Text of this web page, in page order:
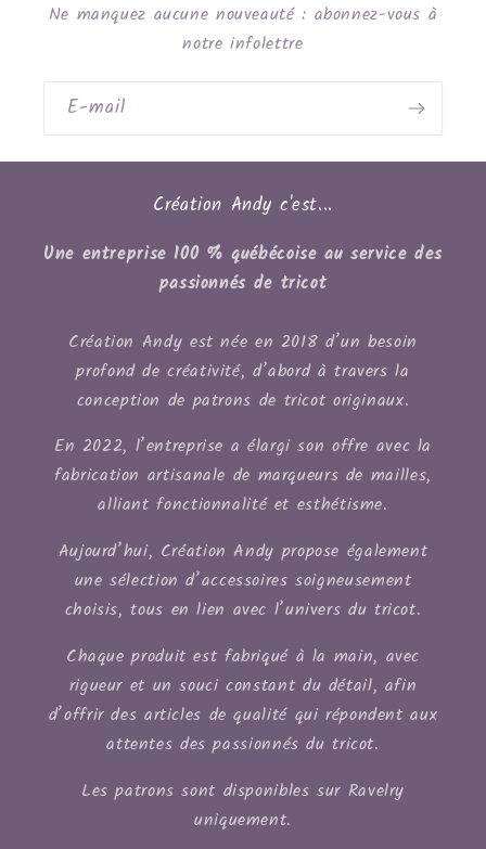
Ne manquez aucune nouveauté : abonnez-vous à
notre infolettre
E-mail
Création Andy c'est...
Une entreprise 100 % québécoise au service des
passionnés de tricot
Création Andy est née en 2018 d’un besoin
profond de créativité, d’abord à travers la
conception de patrons de tricot originaux.
En 2022, l’entreprise a élargi son offre avec la
fabrication artisanale de marqueurs de mailles,
alliant fonctionnalité et esthétisme.
Aujourd’hui, Création Andy propose également
une sélection d’accessoires soigneusement
choisis, tous en lien avec l’univers du tricot.
Chaque produit est fabriqué à la main, avec
rigueur et un souci constant du détail, afin
d’offrir des articles de qualité qui répondent aux
attentes des passionnés du tricot.
Les patrons sont disponibles sur Ravelry
uniquement.